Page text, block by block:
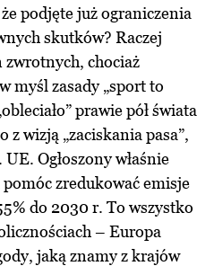
podjęte już ograniczenia
skutków? Raczej
zwrotnych, chociaż
myśl zasady „sport to
prawie pół świata
wizją „zaciskania pasa”,
Ogłoszony właśnie
zredukować emisje
do 2030 r. To wszystko
– Europa
jaką znamy z krajów